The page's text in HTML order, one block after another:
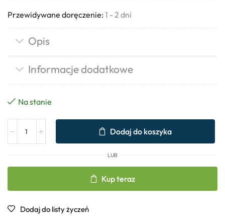
Przewidywane doręczenie: 1 - 2 dni
Opis
Informacje dodatkowe
Na stanie
Dodaj do koszyka
LUB
Kup teraz
Dodaj do listy życzeń